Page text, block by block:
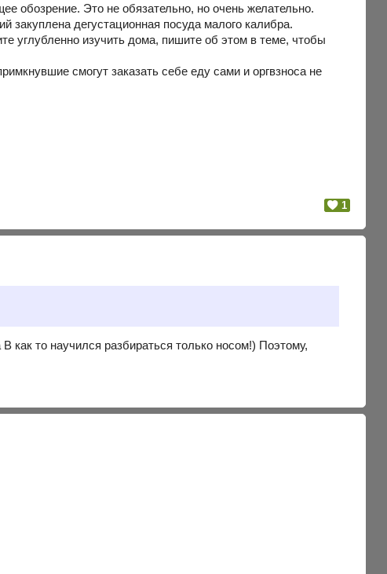
обозрение. Это не обязательно, но очень желательно.
дегустационная посуда малого калибра.
углубленно изучить дома, пишите об этом в теме, чтобы
смогут заказать себе еду сами и оргвзноса не
1
то научился разбираться только носом!) Поэтому,